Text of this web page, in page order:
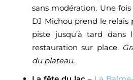
sans modération. Une
DJ Michou prend le relais
piste jusqu’à tard
restauration sur place.
du plateau.